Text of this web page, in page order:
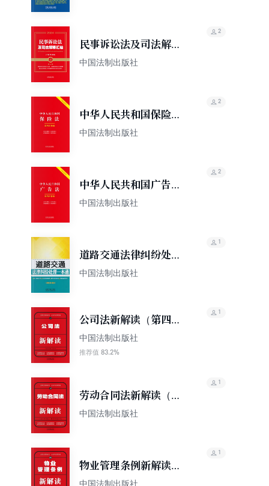
民事诉讼法及司法解释
汇编（含指导案例）
中国法制出版社
2
中华人民共和国保险
法：案例注释版（双色
中国法制出版社
2
中华人民共和国广告
法：案例注释版（双色
中国法制出版社
2
道路交通法律纠纷处理
一本通
中国法制出版社
1
公司法新解读（第四
版）
中国法制出版社
推荐值 83.2%
1
劳动合同法新解读（第
四版）
中国法制出版社
1
物业管理条例新解读
（第四版）
中国法制出版社
1